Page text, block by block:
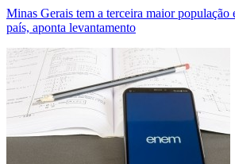
Minas Gerais tem a terceira maior população
país, aponta levantamento